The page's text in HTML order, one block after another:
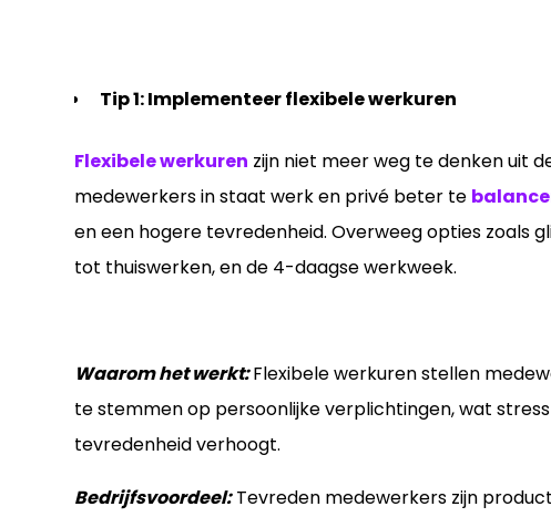
Tip 1: Implementeer flexibele werkuren
Flexibele werkuren zijn niet meer weg te denken uit
medewerkers in staat werk en privé beter te
en een hogere tevredenheid. Overweeg opties zoals
tot thuiswerken, en de 4-daagse werkweek.
Waarom het werkt:Flexibele werkuren stellen
te stemmen op persoonlijke verplichtingen, wat
tevredenheid verhoogt.
Bedrijfsvoordeel:Tevreden medewerkers zijn